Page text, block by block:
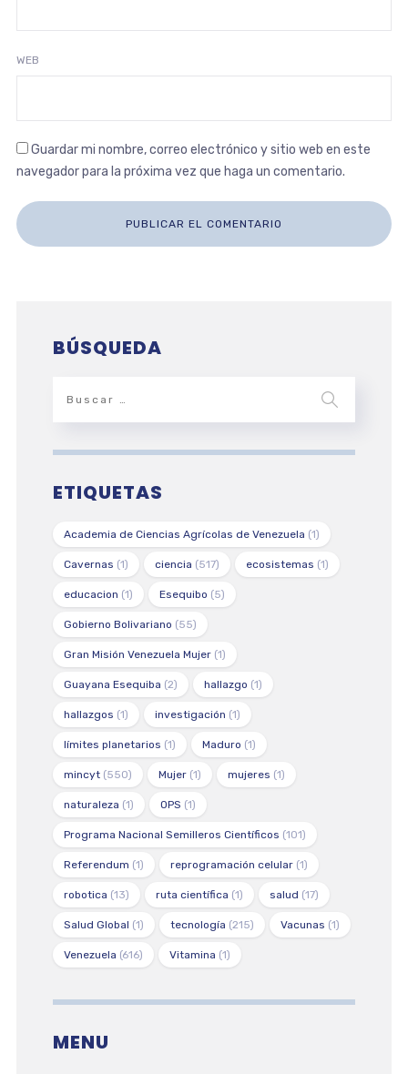
WEB
Guardar mi nombre, correo electrónico y sitio web en este
navegador para la próxima vez que haga un comentario.
BÚSQUEDA
ETIQUETAS
Academia de Ciencias Agrícolas de Venezuela (1)
Cavernas (1) ciencia (517) ecosistemas (1)
educacion (1) Esequibo (5)
Gobierno Bolivariano (55)
Gran Misión Venezuela Mujer(1)
Guayana Esequiba (2) hallazgo (1)
hallazgos (1) investigación (1)
límites planetarios (1) Maduro (1)
mincyt(550) Mujer(1) mujeres (1)
naturaleza (1) OPS (1)
Programa Nacional Semilleros Científicos (101)
Referendum (1) reprogramación celular(1)
robotica (13) ruta científica (1) salud (17)
Salud Global (1) tecnología (215) Vacunas (1)
Venezuela (616) Vitamina (1)
MENU